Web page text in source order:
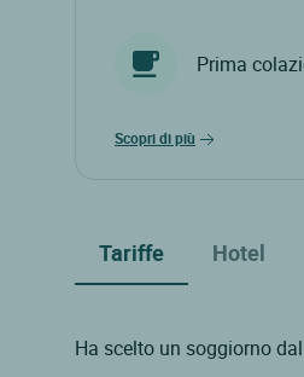
Prima
scopri di più
Tariffe Hotel
Ha scelto un soggiorno dal